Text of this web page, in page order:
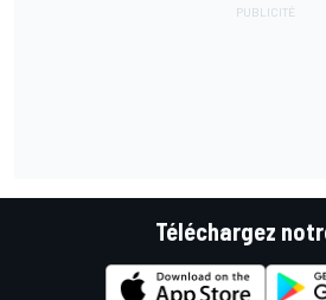
Téléchargez